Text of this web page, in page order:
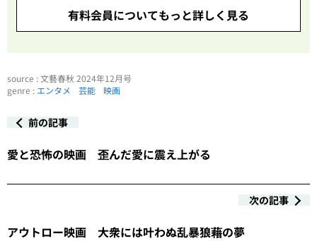
有料会員についてもっと詳しく見る
source : 文藝春秋 2024年12月号
genre : エンタメ 芸能 映画
前の記事
愛と恐怖の映画 歪んだ愛に震え上がる
次の記事
アウトロー映画 大衆には叶わぬ乱暴狼藉の夢